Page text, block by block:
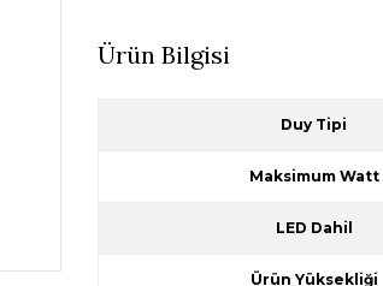
Ürün Bilgisi
Duy Tipi
Maksimum Watt
LED Dahil
Ürün Yüksekliği